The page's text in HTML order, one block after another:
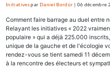
Initiativespar Daniel Bordür | 06 décembre
Comment faire barrage au duel entre
Relayant les initiatives « 2022
populaire » qui a déjà 225.000
unique de la gauche et de l'écologie
rendez-vous se tient samedi 11
à la rencontre des électeurs et